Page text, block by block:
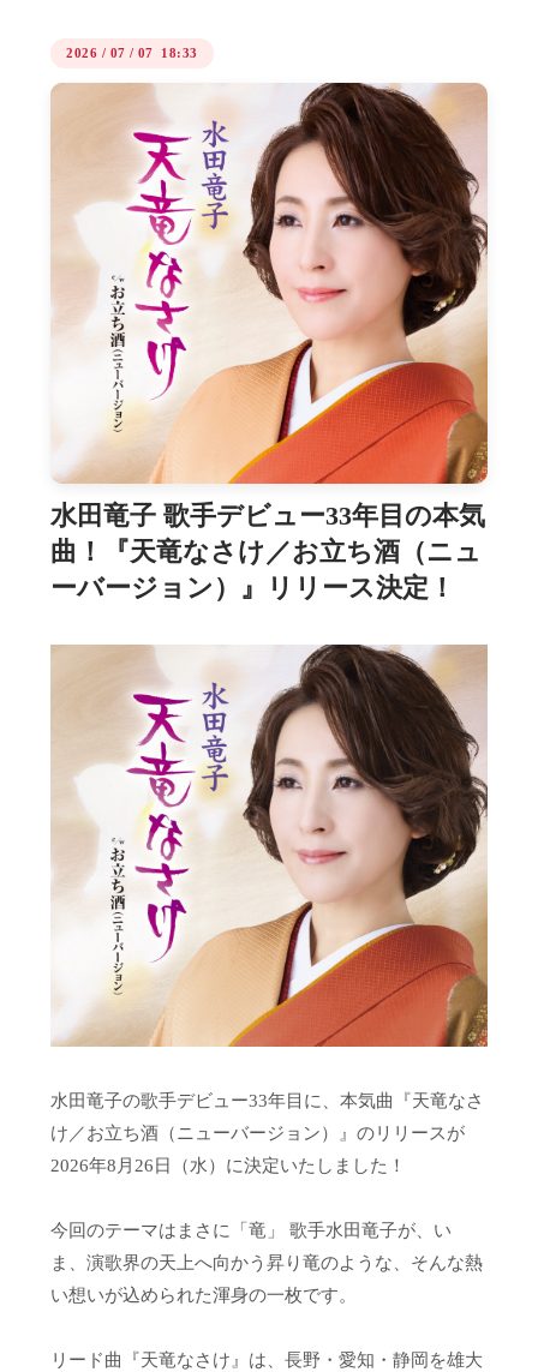
2026 / 07 / 07 18:33
水田竜子 歌手デビュー33年目の本気
曲！『天竜なさけ／お立ち酒（ニュ
ーバージョン）』リリース決定！
水田竜子の歌手デビュー33年目に、本気曲『天竜なさ
け／お立ち酒（ニューバージョン）』のリリースが
2026年8月26日（水）に決定いたしました！
今回のテーマはまさに「竜」 歌手水田竜子が、い
ま、演歌界の天上へ向かう昇り竜のような、そんな熱
い想いが込められた渾身の一枚です。
リード曲『天竜なさけ』は、長野・愛知・静岡を雄大